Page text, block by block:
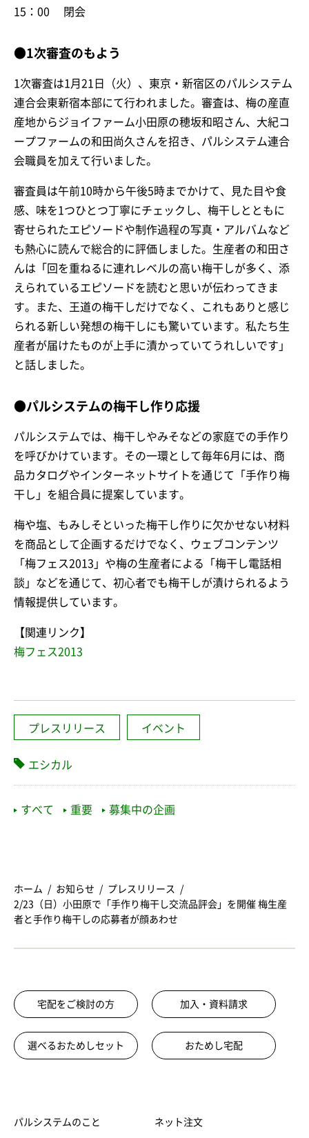
15：00 閉会
●1次審査のもよう
1次審査は1月21日（火）、東京・新宿区のパルシステム
連合会東新宿本部にて行われました。審査は、梅の産直
産地からジョイファーム小田原の穂坂和昭さん、大紀コ
ープファームの和田尚久さんを招き、パルシステム連合
会職員を加えて行いました。
審査員は午前10時から午後5時までかけて、見た目や食
感、味を1つひとつ丁寧にチェックし、梅干しとともに
寄せられたエピソードや制作過程の写真・アルバムなど
も熱心に読んで総合的に評価しました。生産者の和田さ
んは「回を重ねるに連れレベルの高い梅干しが多く、添
えられているエピソードを読むと思いが伝わってきま
す。また、王道の梅干しだけでなく、これもありと感じ
られる新しい発想の梅干しにも驚いています。私たち生
産者が届けたものが上手に漬かっていてうれしいです」
と話しました。
●パルシステムの梅干し作り応援
パルシステムでは、梅干しやみそなどの家庭での手作り
を呼びかけています。その一環として毎年6月には、商
品カタログやインターネットサイトを通じて「手作り梅
干し」を組合員に提案しています。
梅や塩、もみしそといった梅干し作りに欠かせない材料
を商品として企画するだけでなく、ウェブコンテンツ
「梅フェス2013」や梅の生産者による「梅干し電話相
談」などを通じて、初心者でも梅干しが漬けられるよう
情報提供しています。
【関連リンク】
梅フェス2013
プレスリリース イベント
エシカル
すべて 重要 募集中の企画
ホーム お知らせ
プレスリリース
2/23（日）小田原で「手作り梅干し交流品評会」を開催 梅生産
者と手作り梅干しの応募者が顔あわせ
宅配をご検討の方 加入・資料請求
選べるおためしセット おためし宅配
パルシステムのこと ネット注文